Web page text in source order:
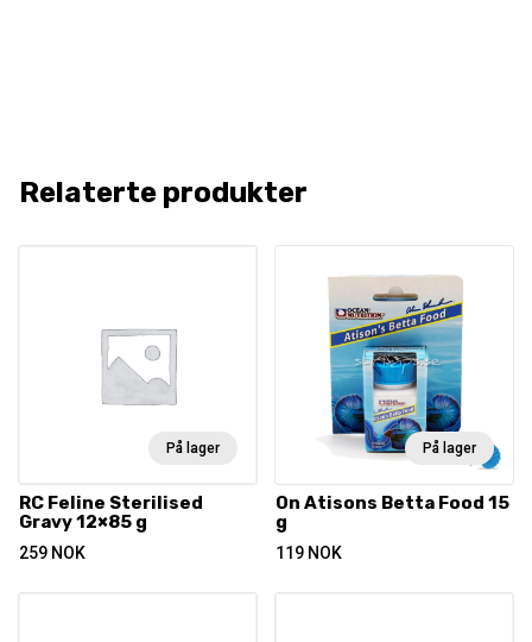
Relaterte produkter
På lager
RC Feline Sterilised
Gravy 12×85 g
259 NOK
På lager
On Atisons Betta Food 15
g
119 NOK